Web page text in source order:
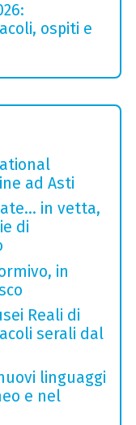
ospiti e
ad Asti
in vetta,
di
in
Reali di
serali dal
linguaggi
e nel